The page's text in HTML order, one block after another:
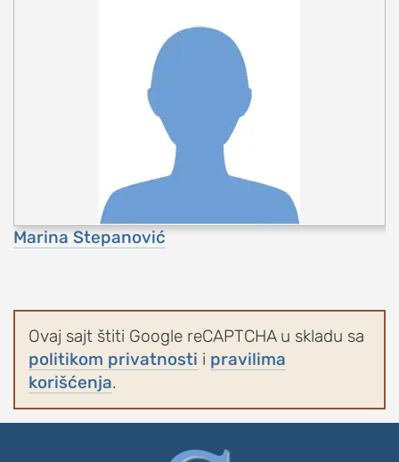
Marina Stepanović
Ovaj sajt štiti Google reCAPTCHA u skladu sa
politikom privatnosti i pravilima
korišćenja.